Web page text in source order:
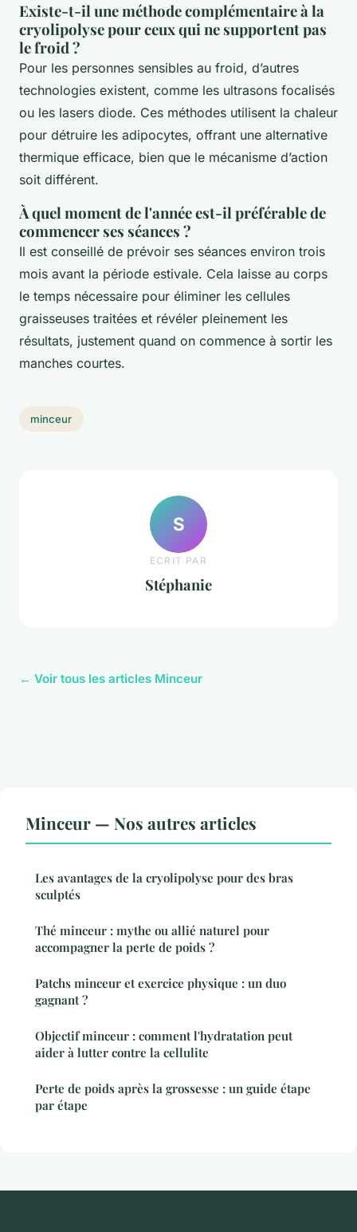
Existe-t-il une méthode complémentaire à la
cryolipolyse pour ceux qui ne supportent pas
le froid ?
Pour les personnes sensibles au froid, d’autres
technologies existent, comme les ultrasons focalisés
ou les lasers diode. Ces méthodes utilisent la chaleur
pour détruire les adipocytes, offrant une alternative
thermique efficace, bien que le mécanisme d’action
soit différent.
À quel moment de l'année est-il préférable de
commencer ses séances ?
Il est conseillé de prévoir ses séances environ trois
mois avant la période estivale. Cela laisse au corps
le temps nécessaire pour éliminer les cellules
graisseuses traitées et révéler pleinement les
résultats, justement quand on commence à sortir les
manches courtes.
minceur
S
ECRIT PAR
Stéphanie
← Voir tous les articles Minceur
Minceur — Nos autres articles
Les avantages de la cryolipolyse pour des bras
sculptés
Thé minceur : mythe ou allié naturel pour
accompagner la perte de poids ?
Patchs minceur et exercice physique : un duo
gagnant ?
Objectif minceur : comment l'hydratation peut
aider à lutter contre la cellulite
Perte de poids après la grossesse : un guide étape
par étape